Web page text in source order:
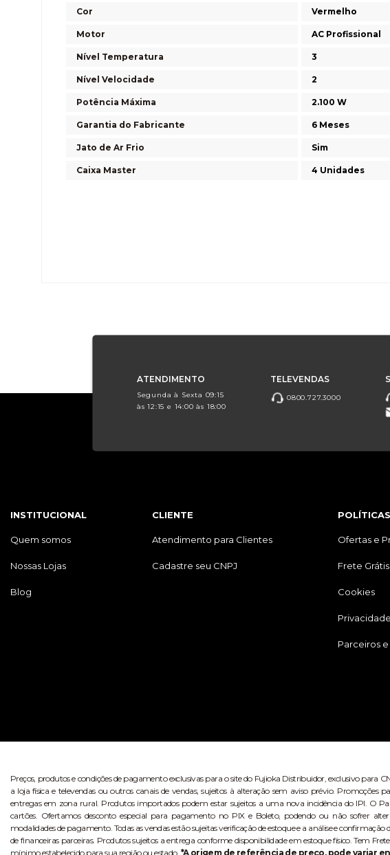
Cor
Vermelho
Motor AC Profissional
Nível Temperatura 3
Nível Velocidade 2
Potência Máxima 2.100 W
Garantia do Fabricante 6 Meses
Jato de Ar Frio Sim
Caixa Master 4 Unidades
ATENDIMENTO
Segunda à Sexta 09:15
às 12:15 e 14:00 às 18:00
TELEVENDAS
0800.727.3000
INSTITUCIONAL
Quem somos
Nossas Lojas
Blog
CLIENTE
Atendimento para Clientes
Cadastre seu CNPJ
POLÍTICAS
Ofertas e
Frete Grátis
Cookies
Parceiros
Preços, produtos e condições de pagamento exclusivas para o site do Fujioka Distribuidor, exclusivo para
a loja física e televendas ou outros canais de vendas, sujeitos à alteração sem aviso prévio. Promoções
entregas em zona rural. Produtos importados podem estar sujeitos a uma nova incidência do IPI. O
cartões. Ofertamos desconto especial para pagamento no PIX e Boleto, podendo ou não sofrer
modalidades de pagamento. Todas as vendas estão sujeitas verificação de estoque e a análise e
de financeiras parceiras. Produtos sujeitos a entrega conforme disponibilidade em estoque físico. Tem
mínimo estabelecido para sua região ou estado. *A origem de referência de preço, pode variar